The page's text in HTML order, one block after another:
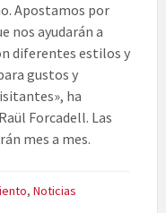
Apostamos por
nos ayudarán a
diferentes estilos y
gustos y
ha
Forcadell. Las
mes a mes.
, Noticias